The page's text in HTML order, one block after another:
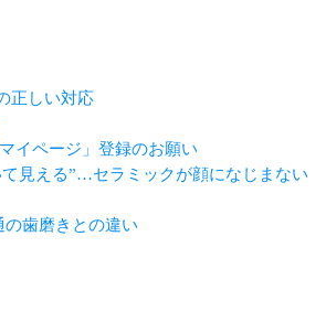
正しい対応
イページ」登録のお願い
見える”…セラミックが顔になじまない
の歯磨きとの違い